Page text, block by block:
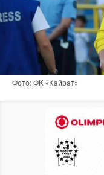
Фото: ФК «Кайрат»